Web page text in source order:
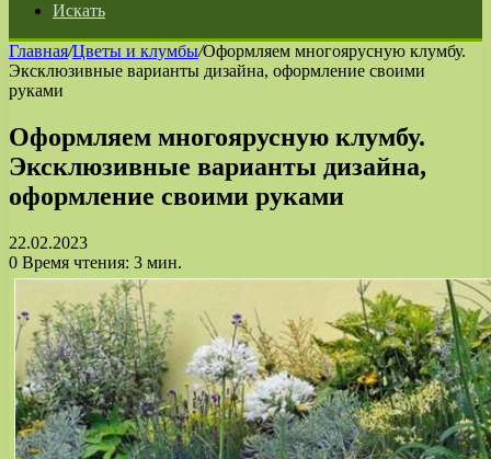
Искать
Главная/Цветы и клумбы/Оформляем многоярусную клумбу.
Эксклюзивные варианты дизайна, оформление своими
руками
Оформляем многоярусную клумбу.
Эксклюзивные варианты дизайна,
оформление своими руками
22.02.2023
0 Время чтения: 3 мин.